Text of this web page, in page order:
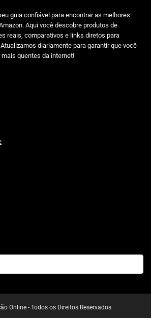
guia confiável para encontrar as melhores
Aqui você descobre produtos de
reais, comparativos e links diretos para
diariamente para garantir que você
quentes da internet!
Online - Todos os Direitos Reservados